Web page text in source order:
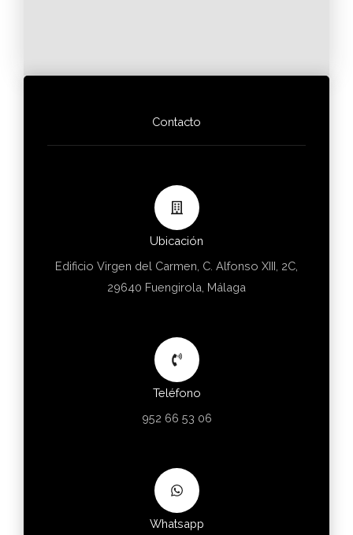
Contacto
Ubicación
Edificio Virgen del Carmen, C. Alfonso XIII, 2C,
29640 Fuengirola, Málaga
Teléfono
952 66 53 06
Whatsapp